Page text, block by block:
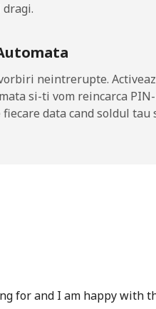
-
-
dragi.
neintrerupte.
si-ti vom reincarca
data cand soldul tau
for and I am happy with